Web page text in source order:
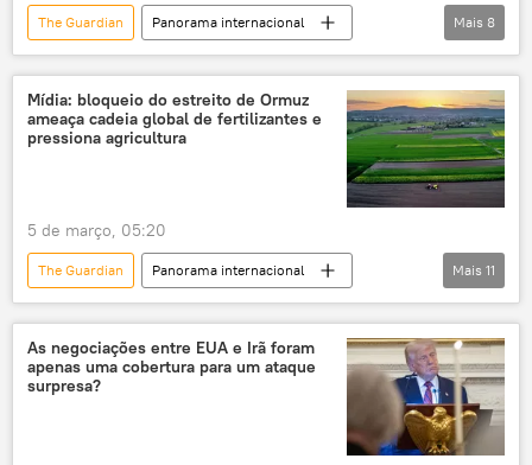
Agência Internacional de Energia (AIE)
Brent
preço do petróleo
The Guardian
Panorama internacional
Américas
Mundo
Irã
Estados Unidos
Oriente Médio
Congresso
Senado
Mais 8
Mídia: bloqueio do estreito de Ormuz
ameaça cadeia global de fertilizantes e
pressiona agricultura
5 de março, 05:20
The Guardian
Panorama internacional
Economia
tensão militar
tensão geopolítica
segurança alimentar
inflação
estreito de Ormuz
Mais 11
As negociações entre EUA e Irã foram
apenas uma cobertura para um ataque
surpresa?